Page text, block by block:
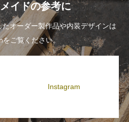
イドの参考に
オーダー製作品や内装デザインは
ご覧ください。
Instagram